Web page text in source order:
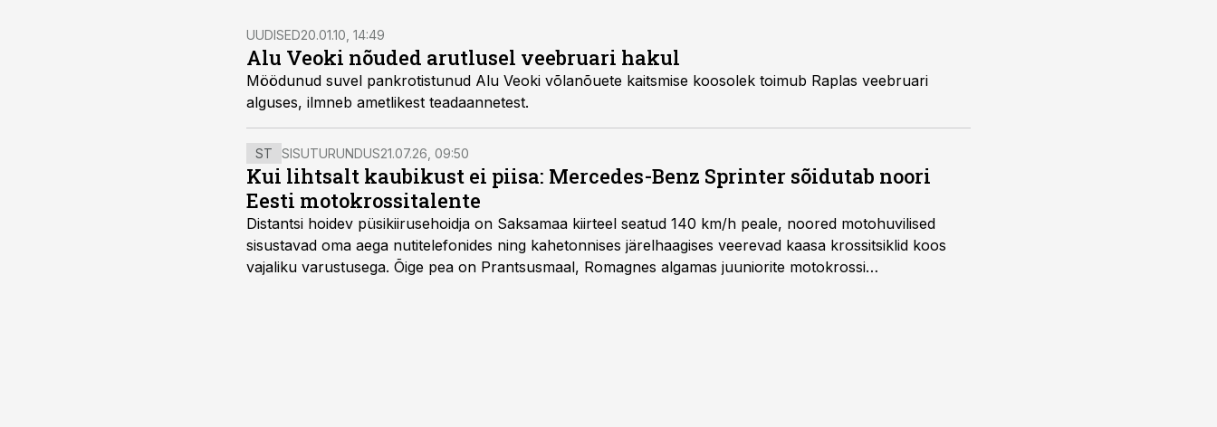
UUDISED20.01.10, 14:49
Alu Veoki nõuded arutlusel veebruari hakul
Möödunud suvel pankrotistunud Alu Veoki võlanõuete kaitsmise koosolek toimub Raplas veebruari
alguses, ilmneb ametlikest teadaannetest.
ST SISUTURUNDUS21.07.26, 09:50
Kui lihtsalt kaubikust ei piisa: Mercedes-Benz Sprinter sõidutab noori
Eesti motokrossitalente
Distantsi hoidev püsikiirusehoidja on Saksamaa kiirteel seatud 140 km/h peale, noored motohuvilised
sisustavad oma aega nutitelefonides ning kahetonnises järelhaagises veerevad kaasa krossitsiklid koos
vajaliku varustusega. Õige pea on Prantsusmaal, Romagnes algamas juuniorite motokrossi